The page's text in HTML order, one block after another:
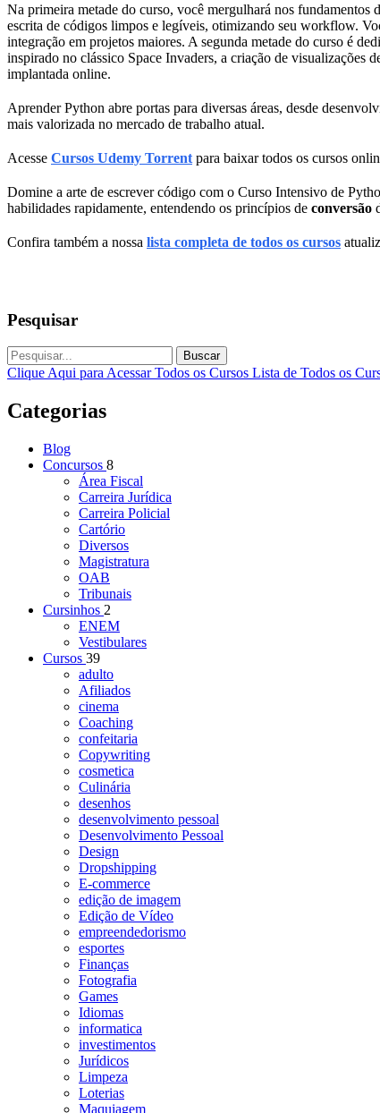
Na primeira metade do curso, você mergulhará nos fundamentos
escrita de códigos limpos e legíveis, otimizando seu workflow.
integração em projetos maiores. A segunda metade do curso é
inspirado no clássico Space Invaders, a criação de visualizações
implantada online.
Aprender Python abre portas para diversas áreas, desde
mais valorizada no mercado de trabalho atual.
Acesse Cursos Udemy Torrent para baixar todos os cursos
Domine a arte de escrever código com o Curso Intensivo de
habilidades rapidamente, entendendo os princípios de conversão
Confira também a nossa lista completa de todos os cursos
Pesquisar
Buscar
Clique Aqui para Acessar Todos os Cursos Lista de Todos os
Categorias
Blog
Concursos 8
Área Fiscal
Carreira Jurídica
Carreira Policial
Cartório
Diversos
Magistratura
OAB
Tribunais
Cursinhos 2
ENEM
Vestibulares
Cursos 39
adulto
Afiliados
cinema
Coaching
confeitaria
Copywriting
cosmetica
Culinária
desenhos
desenvolvimento pessoal
Desenvolvimento Pessoal
Design
Dropshipping
E-commerce
edição de imagem
Edição de Vídeo
empreendedorismo
esportes
Finanças
Fotografia
Games
Idiomas
informatica
investimentos
Jurídicos
Limpeza
Loterias
Maquiagem